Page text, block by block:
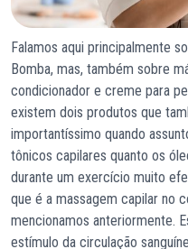
Falamos aqui principalmente
Bomba, mas, também sobre
condicionador e creme para
existem dois produtos que
importantíssimo quando
tônicos capilares quanto os
durante um exercício muito
que é a massagem capilar no
mencionamos anteriormente.
estímulo da circulação